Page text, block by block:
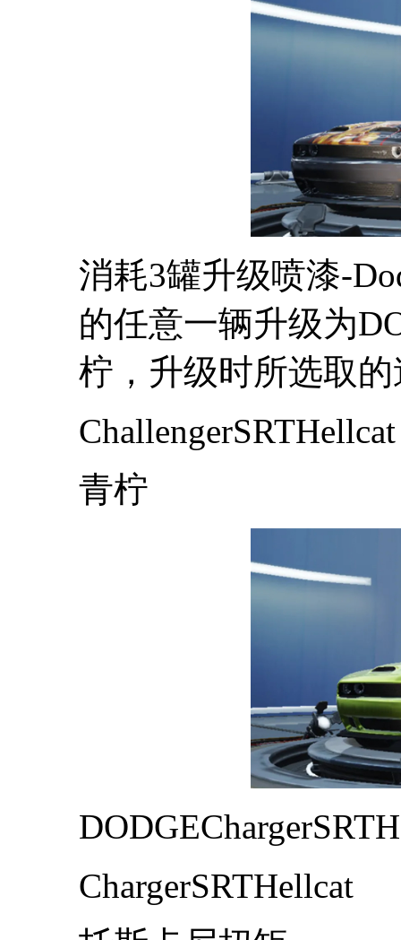
消耗3罐升级喷漆-
的任意一辆升级为
柠，升级时所选取
ChallengerSRTHellcat
青柠
ChargerSRTHellcat